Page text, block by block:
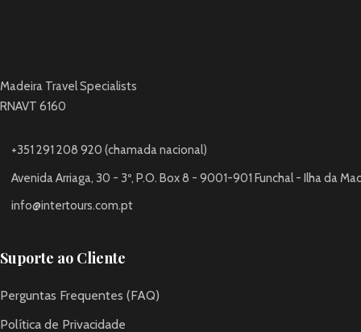
Madeira Travel Specialists
RNAVT 6160
+351 291 208 920 (chamada nacional)
Avenida Arriaga, 30 - 3º, P.O. Box 8 - 9001-901 Funchal - Ilha da
info@intertours.com.pt
Suporte ao Cliente
Perguntas Frequentes (FAQ)
Política de Privacidade